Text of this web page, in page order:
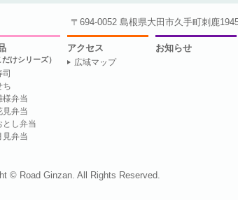
〒694-0052 島根県大田市久手町刺鹿
だけシリーズ）
ち
様弁当
見弁当
とし弁当
見弁当
アクセス
広域マップ
お知らせ
© Road Ginzan. All Rights Reserved.